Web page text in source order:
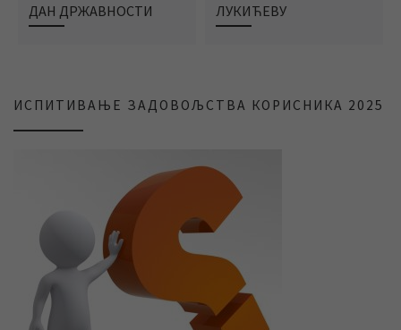
ДАН ДРЖАВНОСТИ
ЛУКИЋЕВУ
ИСПИТИВАЊЕ ЗАДОВОЉСТВА КОРИСНИКА 2025